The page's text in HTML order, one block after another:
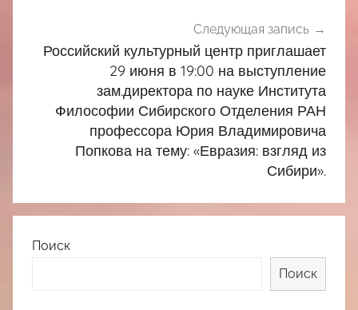
Следующая запись
Российский культурный центр приглашает
29 июня в 19:00 на выступление
зам.директора по науке Института
Философии Сибирского Отделения РАН
профессора Юрия Владимировича
Попкова на тему: «Евразия: взгляд из
Сибири».
Поиск
Поиск